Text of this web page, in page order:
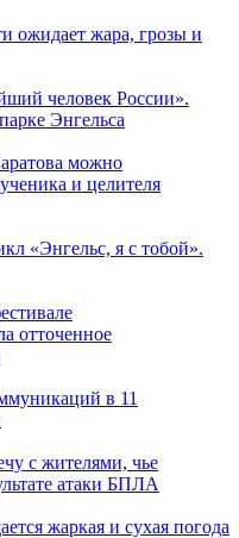
ожидает жара, грозы и
человек России».
Энгельса
можно
и целителя
«Энгельс, я с тобой».
отточенное
в 11
с жителями, чье
атаки БПЛА
жаркая и сухая погода